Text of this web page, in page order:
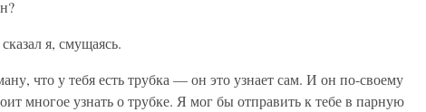
я, смущаясь.
что у тебя есть трубка — он это узнает сам. И он по-своему
многое узнать о трубке. Я мог бы отправить к тебе в парную